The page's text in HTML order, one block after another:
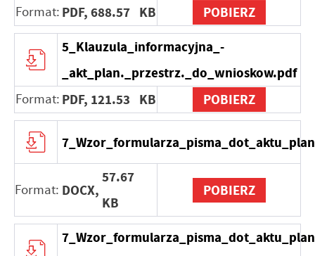
Format: PDF, 688.57 KB
POBIERZ
5_Klauzula_informacyjna_-
_akt_plan._przestrz._do_wnioskow.pdf
Format: PDF, 121.53 KB POBIERZ
Format: DOCX,
57.67
KB
POBIERZ